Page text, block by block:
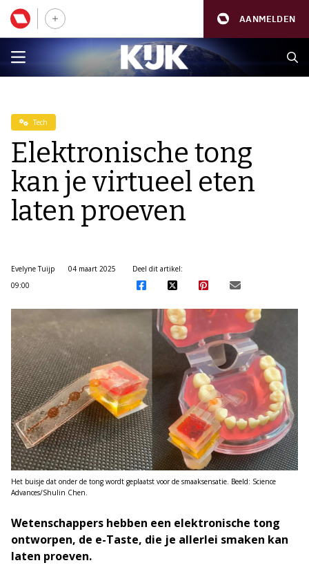
AANMELDEN
Tech
Elektronische tong
kan je virtueel eten
laten proeven
Evelyne Tuijp
04 maart 2025
09:00
Deel dit artikel:
Het buisje dat onder de tong wordt geplaatst voor de smaaksensatie. Beeld: Science
Advances/Shulin Chen.
Wetenschappers hebben een elektronische tong
ontworpen, de e-Taste, die je allerlei smaken kan
laten proeven.